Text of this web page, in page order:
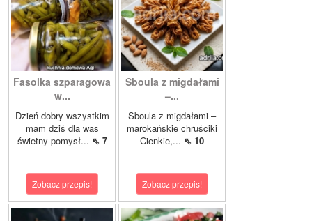
Fasolka szparagowa
w...
Dzień dobry wszystkim
mam dziś dla was
świetny pomysł... ⇖ 7
Zobacz przepis!
Sboula z migdałami
–...
Sboula z migdałami –
marokańskie chruściki
Cienkie,... ⇖ 10
Zobacz przepis!